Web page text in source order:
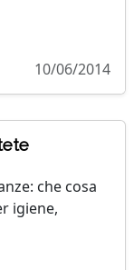
10/06/2014
che cosa
igiene,